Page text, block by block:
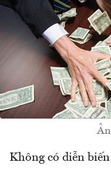
Không có diễn